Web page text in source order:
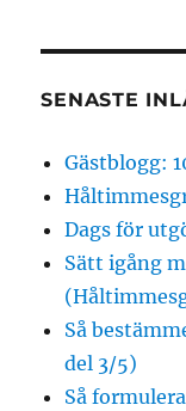
SENASTE
Gästblogg:
Dags för
Sätt igång
Så
del 3/5)
Så